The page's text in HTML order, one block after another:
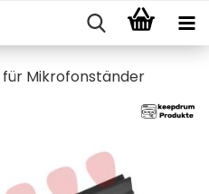
Mikrofonständer